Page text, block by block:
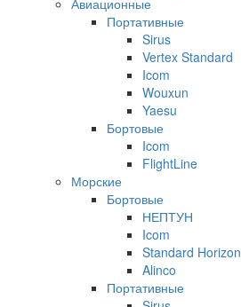
Портативные
Sirus
Vertex Standard
Icom
Wouxun
Yaesu
Бортовые
Icom
FlightLine
Морские
Бортовые
НЕПТУН
Icom
Standard Horizon
Alinco
Портативные